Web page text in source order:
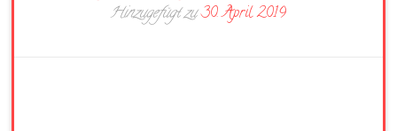
Hinzugefügt zu30. April 2019